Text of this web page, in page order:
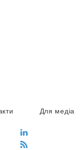
Для медіа